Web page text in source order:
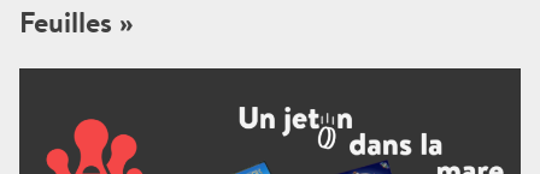
Feuilles »